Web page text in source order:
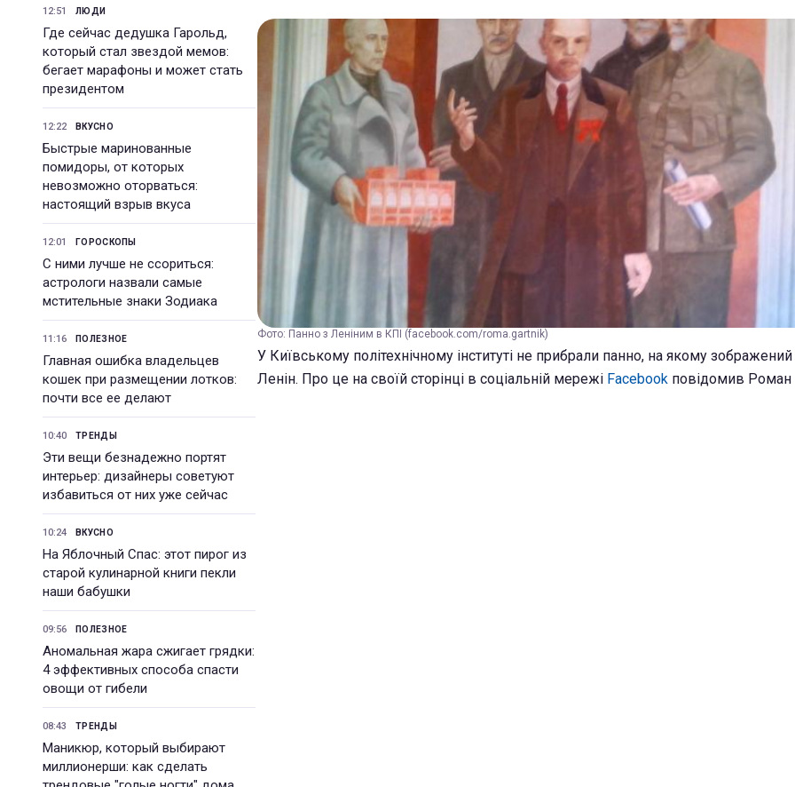
12:51 ЛЮДИ
Где сейчас дедушка Гарольд,
который стал звездой мемов:
бегает марафоны и может стать
президентом
12:22 ВКУСНО
Быстрые маринованные
помидоры, от которых
невозможно оторваться:
настоящий взрыв вкуса
12:01 ГОРОСКОПЫ
С ними лучше не ссориться:
астрологи назвали самые
мстительные знаки Зодиака
11:16 ПОЛЕЗНОЕ
Главная ошибка владельцев
кошек при размещении лотков:
почти все ее делают
10:40 ТРЕНДЫ
Эти вещи безнадежно портят
интерьер: дизайнеры советуют
избавиться от них уже сейчас
10:24 ВКУСНО
На Яблочный Спас: этот пирог из
старой кулинарной книги пекли
наши бабушки
09:56 ПОЛЕЗНОЕ
Аномальная жара сжигает грядки:
4 эффективных способа спасти
овощи от гибели
08:43 ТРЕНДЫ
Маникюр, который выбирают
миллионерши: как сделать
Фото: Панно з Леніним в КПІ (facebook.com/roma.gartnik)
У Київському політехнічному інституті не прибрали панно, на якому
Ленін. Про це на своїй сторінці в соціальній мережі Facebook повідомив Роман